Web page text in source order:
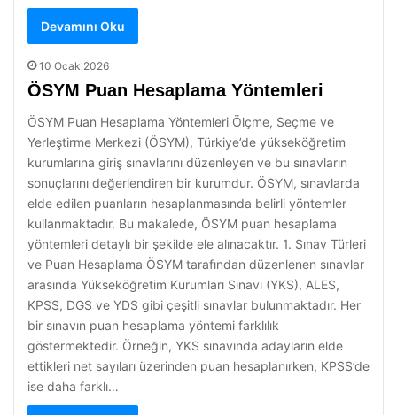
Devamını Oku
10 Ocak 2026
ÖSYM Puan Hesaplama Yöntemleri
ÖSYM Puan Hesaplama Yöntemleri Ölçme, Seçme ve
Yerleştirme Merkezi (ÖSYM), Türkiye’de yükseköğretim
kurumlarına giriş sınavlarını düzenleyen ve bu sınavların
sonuçlarını değerlendiren bir kurumdur. ÖSYM, sınavlarda
elde edilen puanların hesaplanmasında belirli yöntemler
kullanmaktadır. Bu makalede, ÖSYM puan hesaplama
yöntemleri detaylı bir şekilde ele alınacaktır. 1. Sınav Türleri
ve Puan Hesaplama ÖSYM tarafından düzenlenen sınavlar
arasında Yükseköğretim Kurumları Sınavı (YKS), ALES,
KPSS, DGS ve YDS gibi çeşitli sınavlar bulunmaktadır. Her
bir sınavın puan hesaplama yöntemi farklılık
göstermektedir. Örneğin, YKS sınavında adayların elde
ettikleri net sayıları üzerinden puan hesaplanırken, KPSS’de
ise daha farklı…